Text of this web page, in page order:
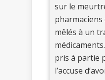
sur le
mêlés à un
pris à partie
l’accuse